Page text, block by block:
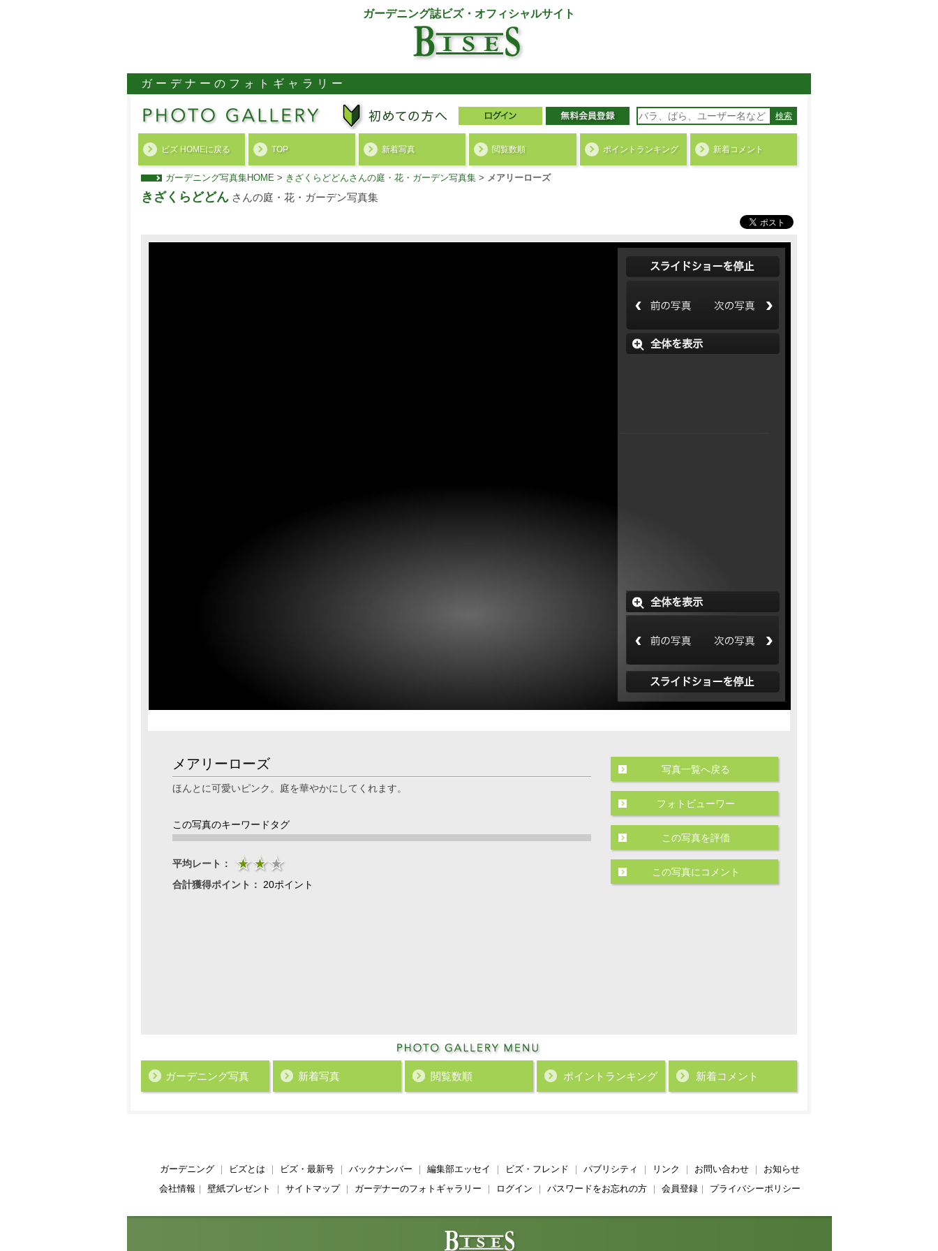
ガーデニング誌ビズ・オフィシャルサイト
ガーデナーのフォトギャラリー
検索
ビズ HOMEに戻る TOP 新着写真 閲覧数順 ポイント ランキング 新着コメント
ガーデニング写真集HOME > きざくらどどんさんの庭・花・ガーデン写真集 > メアリーローズ
きざくらどどん さんの庭・花・ガーデン写真集
メアリーローズ
ほんとに可愛いピンク。庭を華やかにしてくれます。
この写真のキーワードタグ
平均レート：
合計獲得ポイント： 20ポイント
写真一覧へ戻る
フォトビューワー
この写真を評価
この写真にコメント
ガーデニング写真 新着写真 閲覧数順 ポイント ランキング 新着コメント
ガーデニング｜ ビズとは ビズ・最新号｜ バックナンバー 編集部エッセイ ビズ・フレンド パブリシティ リンク お問い合わせ｜ お知らせ
会社情報
壁紙プレゼント サイトマップ｜ ガーデナーのフォトギャラリー ログイン パスワードをお忘れの方｜ 会員登録｜ プライバシーポリシー